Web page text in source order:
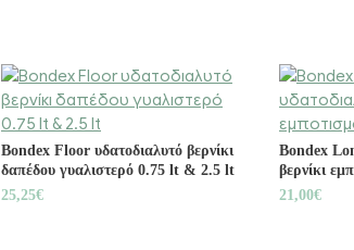
Bondex Floor υδατοδιαλυτό βερνίκι
δαπέδου γυαλιστερό 0.75 lt & 2.5 lt
25,25€
Bondex
βερνίκι
21,00€